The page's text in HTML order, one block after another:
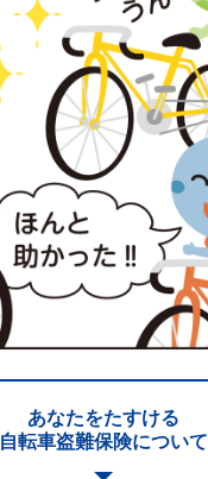
あなたをたすける
自転車盗難保険について